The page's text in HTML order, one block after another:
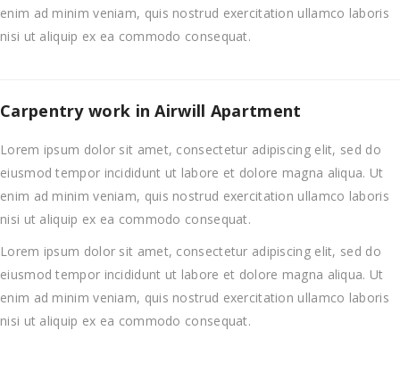
enim ad minim veniam, quis nostrud exercitation ullamco laboris
nisi ut aliquip ex ea commodo consequat.
Carpentry work in Airwill Apartment
Lorem ipsum dolor sit amet, consectetur adipiscing elit, sed do
eiusmod tempor incididunt ut labore et dolore magna aliqua. Ut
enim ad minim veniam, quis nostrud exercitation ullamco laboris
nisi ut aliquip ex ea commodo consequat.
Lorem ipsum dolor sit amet, consectetur adipiscing elit, sed do
eiusmod tempor incididunt ut labore et dolore magna aliqua. Ut
enim ad minim veniam, quis nostrud exercitation ullamco laboris
nisi ut aliquip ex ea commodo consequat.